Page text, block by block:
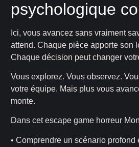
psychologique
Ici, vous avancez sans vraiment
attend. Chaque pièce apporte son
Chaque décision peut changer
Vous explorez. Vous observez.
votre équipe. Mais plus vous
monte.
Dans cet escape game horreur
• Comprendre un scénario profond